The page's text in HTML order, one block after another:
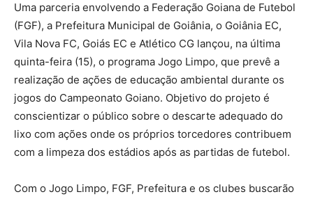
Uma parceria envolvendo a Federação Goiana de Futebol
(FGF), a Prefeitura Municipal de Goiânia, o Goiânia EC,
Vila Nova FC, Goiás EC e Atlético CG lançou, na última
quinta-feira (15), o programa Jogo Limpo, que prevê a
realização de ações de educação ambiental durante os
jogos do Campeonato Goiano. Objetivo do projeto é
conscientizar o público sobre o descarte adequado do
lixo com ações onde os próprios torcedores contribuem
com a limpeza dos estádios após as partidas de futebol.
Com o Jogo Limpo, FGF, Prefeitura e os clubes buscarão